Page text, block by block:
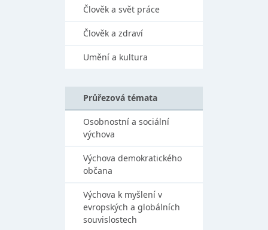
Člověk a svět práce
Člověk a zdraví
Umění a kultura
Průřezová témata
Osobnostní a sociální
výchova
Výchova demokratického
občana
Výchova k myšlení v
evropských a globálních
souvislostech